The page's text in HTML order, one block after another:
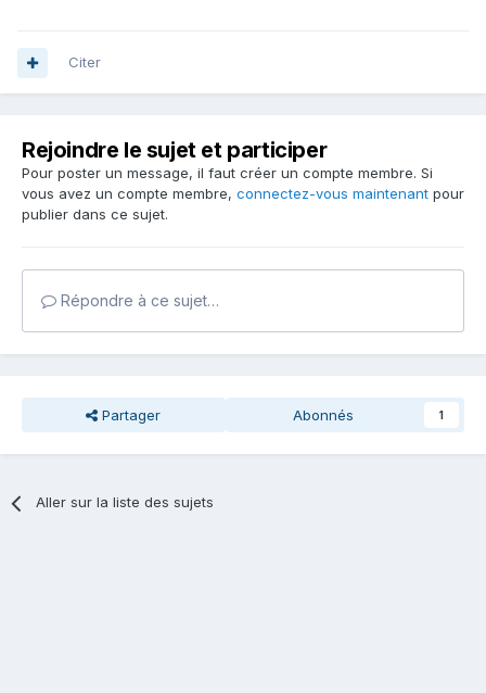
Citer
Rejoindre le sujet et participer
Pour poster un message, il faut créer un compte membre. Si
vous avez un compte membre, connectez-vous maintenant pour
publier dans ce sujet.
Répondre à ce sujet…
Partager Abonnés 1
Aller sur la liste des sujets